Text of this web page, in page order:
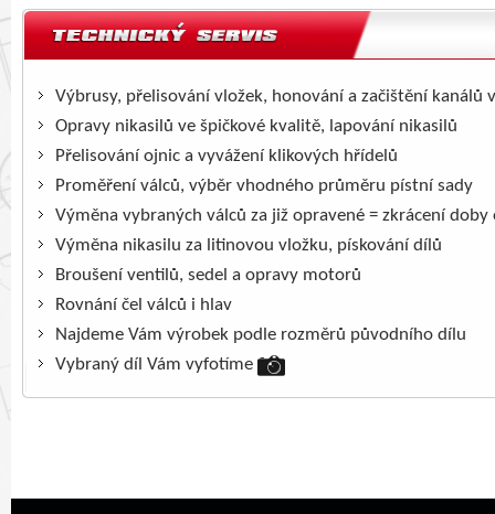
Výbrusy, přelisování vložek, honování a začištění kanálů
Opravy nikasilů ve špičkové kvalitě, lapování nikasilů
Přelisování ojnic a vyvážení klikových hřídelů
Proměření válců, výběr vhodného průměru pístní sady
Výměna vybraných válců za již opravené = zkrácení doby
Výměna nikasilu za litinovou vložku, pískování dílů
Broušení ventilů, sedel a opravy motorů
Rovnání čel válců i hlav
Najdeme Vám výrobek podle rozměrů původního dílu
Vybraný díl Vám vyfotíme